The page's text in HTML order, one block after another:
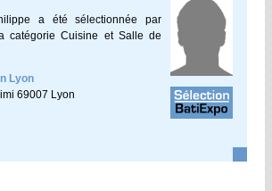
a été sélectionnée par
catégorie Cuisine et Salle de
Lyon
69007 Lyon